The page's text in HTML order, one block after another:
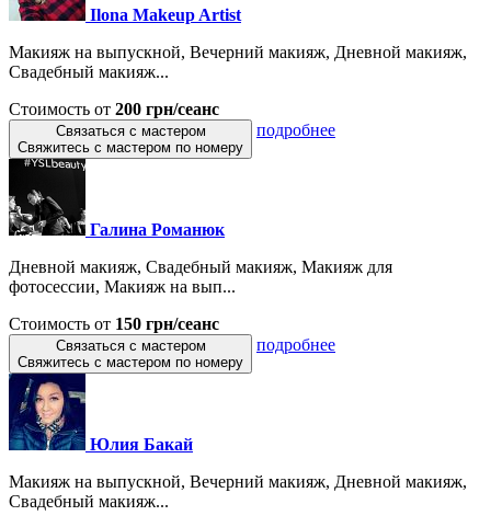
Ilona Makeup Artist
Макияж на выпускной, Вечерний макияж, Дневной макияж,
Свадебный макияж...
Стоимость от 200 грн/сеанс
Связаться с мастером
Свяжитесь с мастером по номеру
подробнее
Галина Романюк
Дневной макияж, Свадебный макияж, Макияж для
фотосессии, Макияж на вып...
Стоимость от 150 грн/сеанс
Связаться с мастером
Свяжитесь с мастером по номеру
подробнее
Юлия Бакай
Макияж на выпускной, Вечерний макияж, Дневной макияж,
Свадебный макияж...